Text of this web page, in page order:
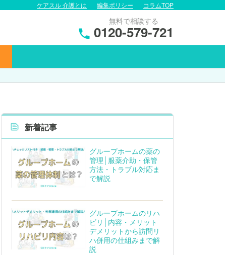
ケアスル 介護とは 編集ポリシー コラムTOP
無料で相談する
0120-579-721
新着記事
グループホームの薬の
管理│服薬介助・保管
方法・トラブル対応ま
で解説
グループホームのリハ
ビリ│内容・メリット
デメリットから訪問リ
ハ併用の仕組みまで解
説